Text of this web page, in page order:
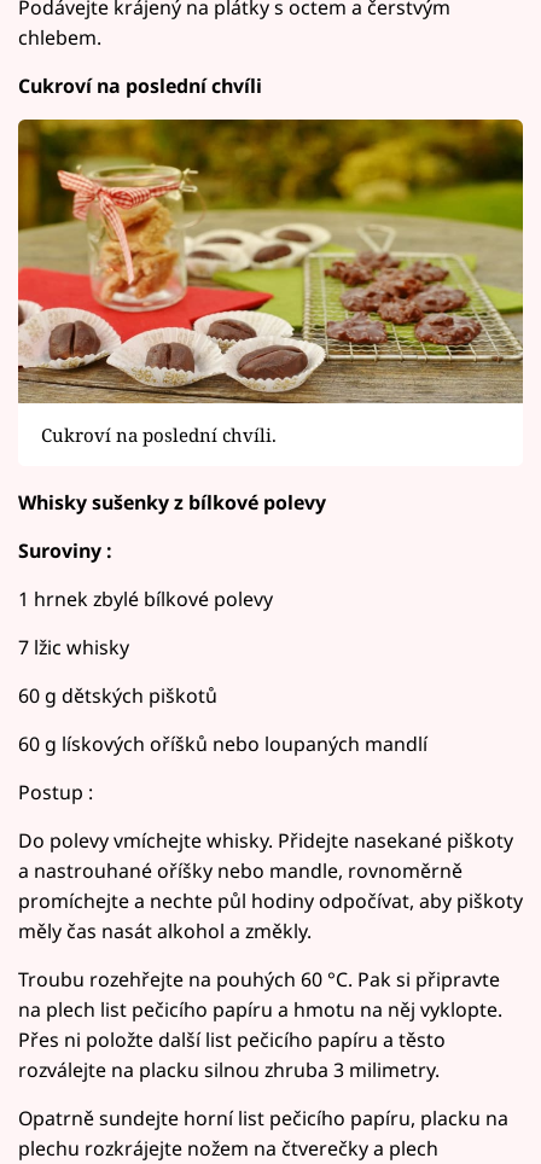
Podávejte krájený na plátky s octem a čerstvým
chlebem.
Cukroví na poslední chvíli
Cukroví na poslední chvíli.
Whisky sušenky z bílkové polevy
Suroviny :
1 hrnek zbylé bílkové polevy
7 lžic whisky
60 g dětských piškotů
60 g lískových oříšků nebo loupaných mandlí
Postup :
Do polevy vmíchejte whisky. Přidejte nasekané piškoty
a nastrouhané oříšky nebo mandle, rovnoměrně
promíchejte a nechte půl hodiny odpočívat, aby piškoty
měly čas nasát alkohol a změkly.
Troubu rozehřejte na pouhých 60 °C. Pak si připravte
na plech list pečicího papíru a hmotu na něj vyklopte.
Přes ni položte další list pečicího papíru a těsto
rozválejte na placku silnou zhruba 3 milimetry.
Opatrně sundejte horní list pečicího papíru, placku na
plechu rozkrájejte nožem na čtverečky a plech